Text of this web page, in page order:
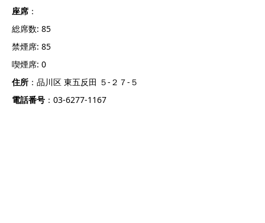
座席 ：
総席数: 85
禁煙席: 85
喫煙席: 0
住所 ：品川区 東五反田 ５‐２７‐５
電話番号 ：03-6277-1167